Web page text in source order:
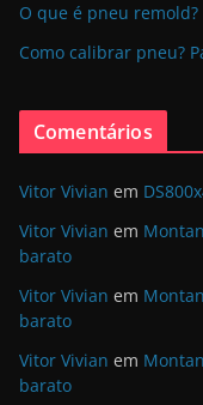
O que é pneu remold?
Como calibrar pneu?
Comentários
Vitor Vivian em
Vitor Vivian em
barato
Vitor Vivian em
barato
Vitor Vivian em
barato